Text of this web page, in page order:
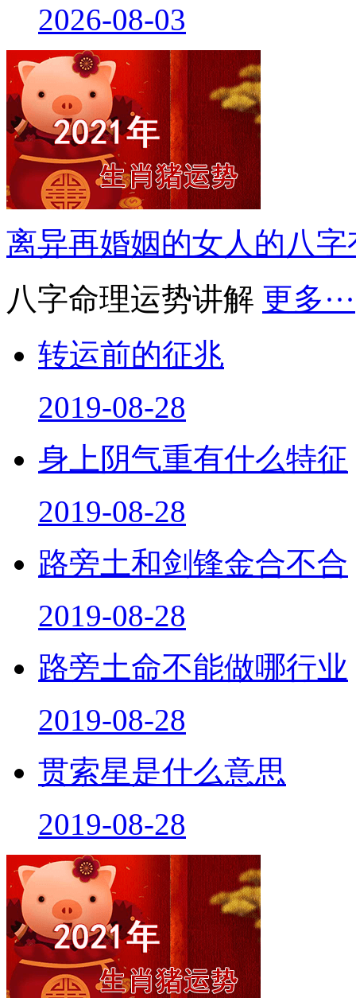
2026-08-03
离异再婚姻的女人的八
八字命理运势讲解 更多···
转运前的征兆
2019-08-28
身上阴气重有什么特征
2019-08-28
路旁土和剑锋金合不合
2019-08-28
路旁土命不能做哪行业
2019-08-28
贯索星是什么意思
2019-08-28